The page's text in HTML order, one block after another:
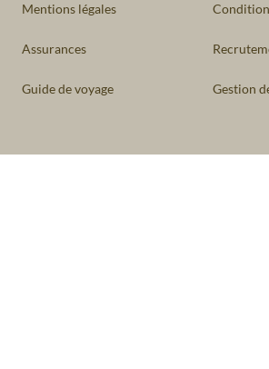
Mentions légales
Assurances
Guide de voyage Gestion